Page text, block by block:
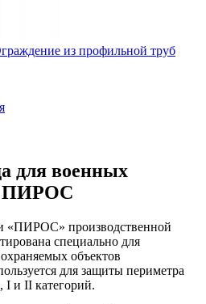
из профильной труб
для военных
ПИРОС
«ПИРОС» производственной
специально для
объектов
для защиты периметра
I и II категорий.